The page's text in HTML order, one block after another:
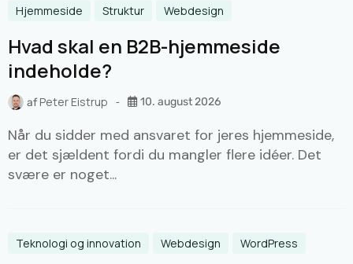
Hjemmeside Struktur Webdesign
Hvad skal en B2B-hjemmeside
indeholde?
afPeter Eistrup 10. august 2026
Når du sidder med ansvaret for jeres hjemmeside,
er det sjældent fordi du mangler flere idéer. Det
svære er noget...
Teknologi og innovation Webdesign WordPress